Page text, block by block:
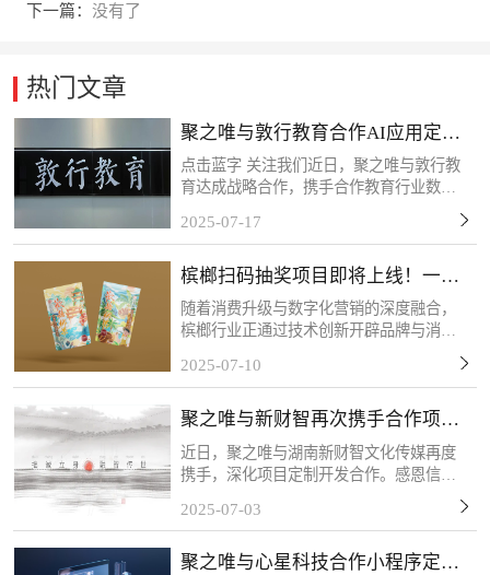
下一篇： 没有了
热门文章
聚之唯与敦行教育合作AI应用定制
开发项目
点击蓝字 关注我们近日，聚之唯与敦行教
育达成战略合作，携手合作教育行业数字
目。此次应用系统的开发主要为敦行教育
撑。感谢客户的信任和...
2025-07-17
槟榔扫码抽奖项目即将上线！一物
一码，精准触达！
随着消费升级与数字化营销的深度融合，
槟榔行业正通过技术创新开辟品牌与消费
目将于近期上线，该活动以“一物一码”技
码，消费者扫码后可...
2025-07-10
聚之唯与新财智再次携手合作项目
定制开发
近日，聚之唯与湖南新财智文化传媒再度
携手，深化项目定制开发合作。感恩信任
筑长期共赢！关于新财智湖南新财智文化
服务企业。自成立以来...
2025-07-03
聚之唯与心星科技合作小程序定制